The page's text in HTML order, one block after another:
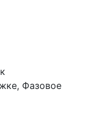
Фазовое